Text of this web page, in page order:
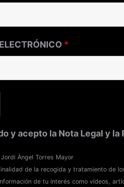
*
y acepto la Nota Legal y la
Jordi Àngel Torres Mayor
de la recogida y tratamiento de
de tu interés como vídeos,